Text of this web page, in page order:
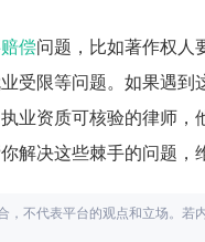
偿问题，比如著作权人
受限等问题。如果遇到
业资质可核验的律师，
解决这些棘手的问题，
不代表平台的观点和立场。若